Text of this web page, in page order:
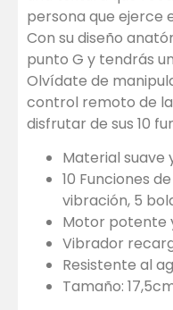
persona que ejerce
Con su diseño
punto G y tendrás
Olvídate de
control remoto de
disfrutar de sus 10
Material suave
10 Funciones
vibración, 5
Motor potente
Vibrador
Resistente al
Tamaño: